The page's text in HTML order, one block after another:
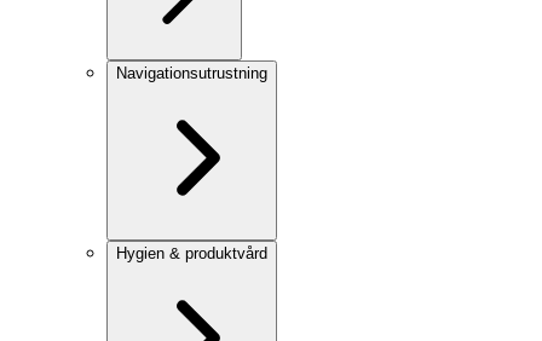
Navigationsutrustning
Hygien & produktvård